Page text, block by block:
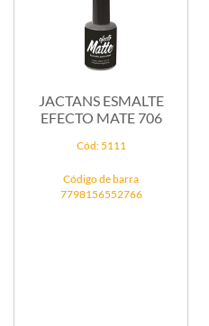
JACTANS ESMALTE
EFECTO MATE 706
Cód: 5111
Código de barra
7798156552766